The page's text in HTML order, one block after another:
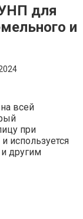
для
и
всей
при
используется
другим